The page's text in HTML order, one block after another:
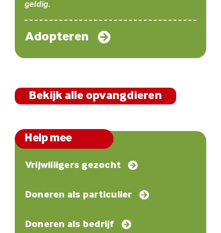
geldig.
Adopteren
Bekijk alle opvangdieren
Help mee
Vrijwilligers gezocht
Doneren als particulier
Doneren als bedrijf